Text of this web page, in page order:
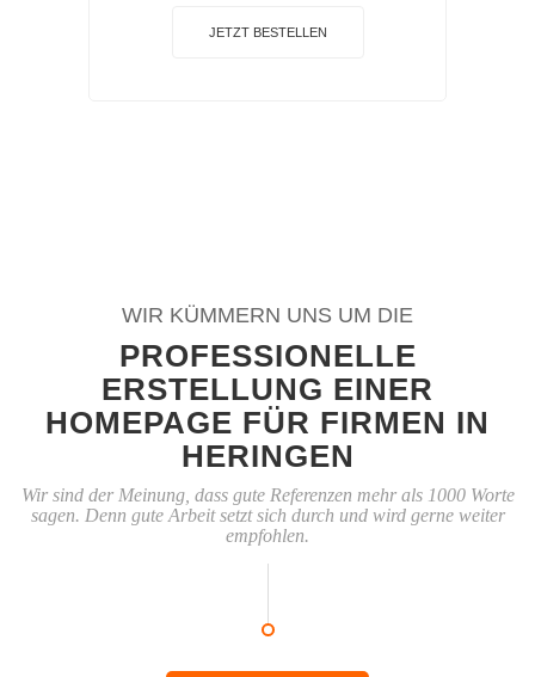
JETZT BESTELLEN
WIR KÜMMERN UNS UM DIE
PROFESSIONELLE
ERSTELLUNG EINER
HOMEPAGE FÜR FIRMEN IN
HERINGEN
Wir sind der Meinung, dass gute Referenzen mehr als 1000 Worte
sagen. Denn gute Arbeit setzt sich durch und wird gerne weiter
empfohlen.